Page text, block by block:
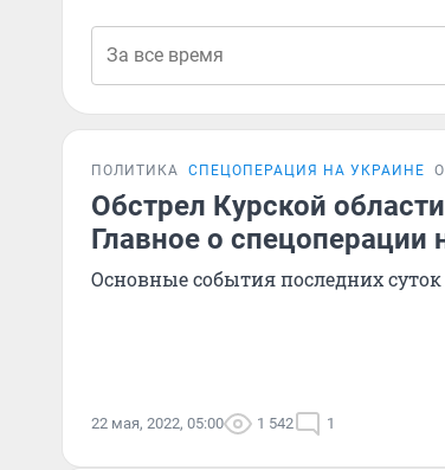
ПОЛИТИКА СПЕЦОПЕРАЦИЯ НА УКРАИНЕ
Обстрел Курской
Главное о спецоперации
Основные события последних
22 мая, 2022, 05:00 1 542 1